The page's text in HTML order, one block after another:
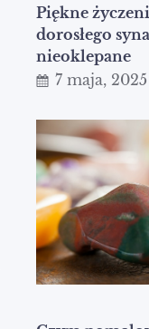
Piękne
dorosłego
nieoklepane
7 maja, 2025